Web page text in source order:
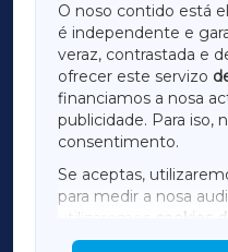
O noso contido está
é independente e
veraz, contrastada e
ofrecer este servizo
financiamos a nosa
publicidade. Para iso,
consentimento.
Se aceptas,
para medir a nosa
utilizaremos
cookies
mostrar publicidade